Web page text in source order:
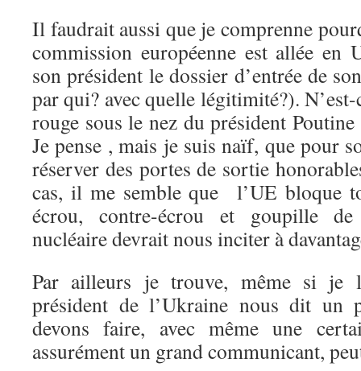
Il faudrait aussi que je comprenne
commission européenne est allée en
son président le dossier d’entrée de
par qui? avec quelle légitimité?).
rouge sous le nez du président
Je pense , mais je suis naïf, que pour
réserver des portes de sortie
cas, il me semble que l’UE bloque
écrou, contre-écrou et goupille
nucléaire devrait nous inciter à
Par ailleurs je trouve, même si je
président de l’Ukraine nous dit un
devons faire, avec même une
assurément un grand communicant,